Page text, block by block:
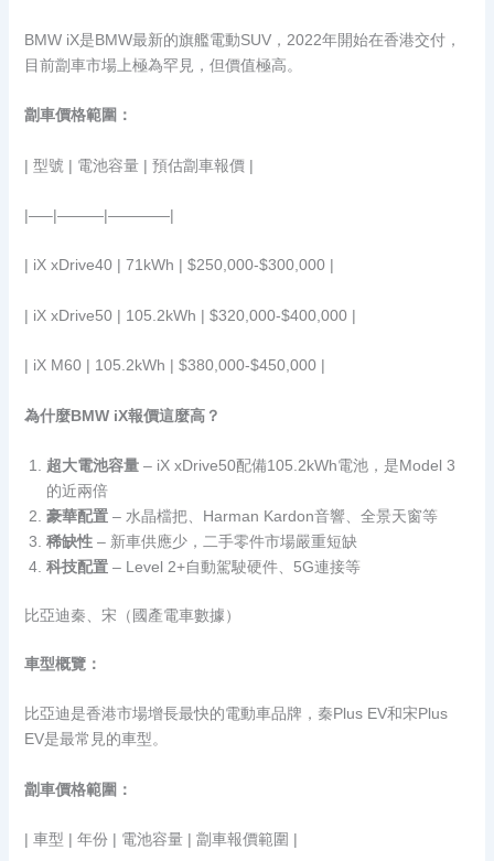
BMW iX是BMW最新的旗艦電動SUV，2022年開始在香港交付，
目前劏車市場上極為罕見，但價值極高。
劏車價格範圍：
| 型號 | 電池容量 | 預估劏車報價 |
|—–|———|————|
| iX xDrive40 | 71kWh | $250,000-$300,000 |
| iX xDrive50 | 105.2kWh | $320,000-$400,000 |
| iX M60 | 105.2kWh | $380,000-$450,000 |
為什麼BMW iX報價這麼高？
超大電池容量– iX xDrive50配備105.2kWh電池，是Model 3
的近兩倍
豪華配置– 水晶檔把、Harman Kardon音響、全景天窗等
稀缺性– 新車供應少，二手零件市場嚴重短缺
科技配置– Level 2+自動駕駛硬件、5G連接等
比亞迪秦、宋（國產電車數據）
車型概覽：
比亞迪是香港市場增長最快的電動車品牌，秦Plus EV和宋Plus
EV是最常見的車型。
劏車價格範圍：
| 車型 | 年份 | 電池容量 | 劏車報價範圍 |